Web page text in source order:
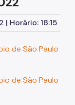
Horário: 18:15
de São Paulo
de São Paulo